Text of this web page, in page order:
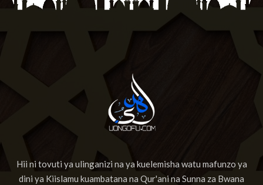
Hii ni tovuti ya ulinganizi na ya kuelemisha watu mafunzo ya
dini ya Kiislamu kuambatana na Qur'ani na Sunna za Bwana